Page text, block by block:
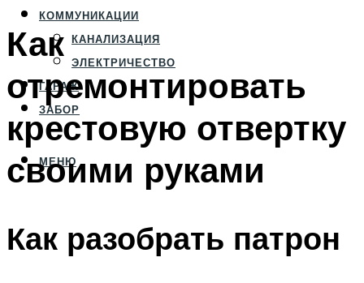
КОММУНИКАЦИИ
КАНАЛИЗАЦИЯ
ЭЛЕКТРИЧЕСТВО
ГАРАЖ
ЗАБОР
МЕНЮ
Как
отремонтировать
крестовую отвертку
своими руками
Как разобрать патрон